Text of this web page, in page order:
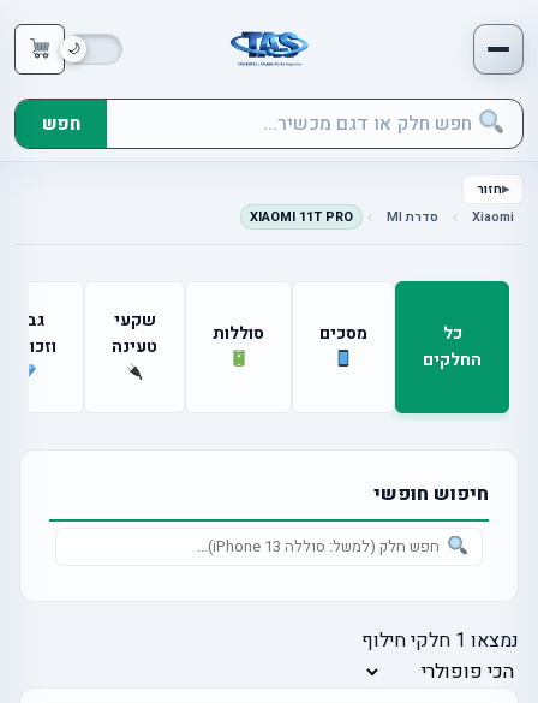
חפש
חזור
Xiaomi
סדרת MI XIAOMI 11T PRO
כל
החלקים
מסכים סוללות
שקעי
טעינה
גבים
חיפוש חופשי
נמצאו 1 חלקי חילוף